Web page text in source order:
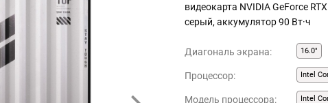
видеокарта NVIDIA GeForce
серый, аккумулятор 90 Вт·ч
Диагональ экрана: 16.0"
Процессор: Intel
Модель процессора: Intel